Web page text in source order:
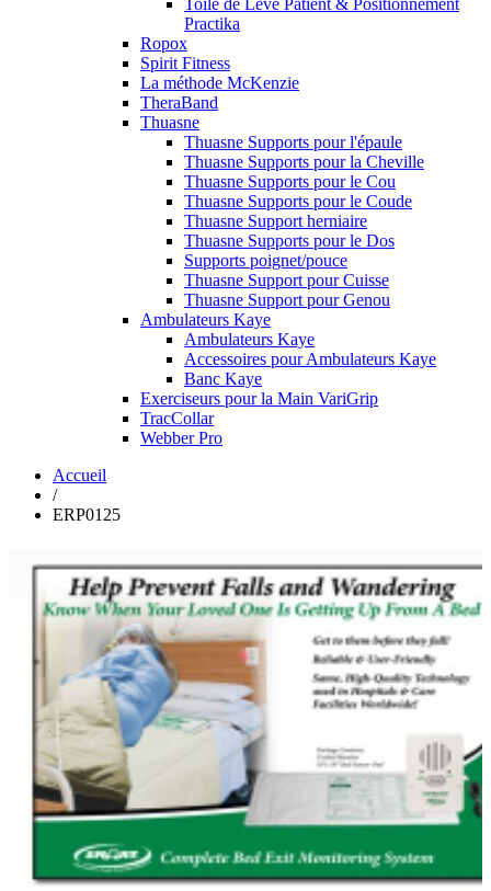
Toile de Lève Patient & Positionnement
Practika
Ropox
Spirit Fitness
La méthode McKenzie
TheraBand
Thuasne
Thuasne Supports pour l'épaule
Thuasne Supports pour la Cheville
Thuasne Supports pour le Cou
Thuasne Supports pour le Coude
Thuasne Support herniaire
Thuasne Supports pour le Dos
Supports poignet/pouce
Thuasne Support pour Cuisse
Thuasne Support pour Genou
Ambulateurs Kaye
Ambulateurs Kaye
Accessoires pour Ambulateurs Kaye
Banc Kaye
Exerciseurs pour la Main VariGrip
TracCollar
Webber Pro
Accueil
/
ERP0125